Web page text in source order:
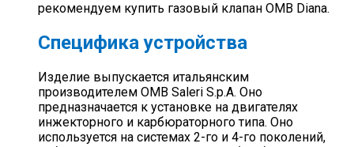
рекомендуем купить газовый клапан OMB Diana.
Специфика устройства
Изделие выпускается итальянским
производителем OMB Saleri S.p.A. Оно
предназначается к установке на двигателях
инжекторного и карбюраторного типа. Оно
используется на системах 2-го и 4-го поколений,